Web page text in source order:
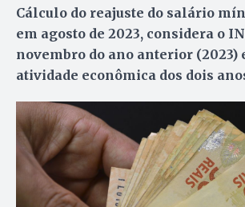
Cálculo do reajuste do salário
em agosto de 2023, considera o
novembro do ano anterior (2023)
atividade econômica dos dois